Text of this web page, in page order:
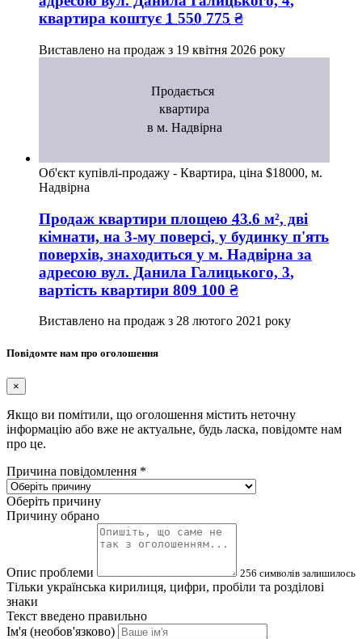
квартира коштує 1 550 775 ₴
Виставлено на продаж з 19 квітня 2026 року
Продається
квартира
в м. Надвірна
Об'єкт купівлі-продажу - Квартира, ціна $18000, м.
Надвірна
Продаж квартири площею 43.6 м², дві
кімнати, на 3-му поверсі, у будинку п'ять
поверхів, знаходиться у м. Надвірна за
адресою вул. Данила Галицького, 3,
вартість квартири 809 100 ₴
Виставлено на продаж з 28 лютого 2021 року
Повідомте нам про оголошення
×
Якщо ви помітили, що оголошення містить неточну
інформацію або вже не актуальне, будь ласка, повідомте нам
про це.
Причина повідомлення *
Оберіть причину
Причину обрано
Опис проблеми 256 символів залишилось
Тільки українська кирилиця, цифри, пробіли та розділові
знаки
Текст введено правильно
Ім'я (необов'язково)